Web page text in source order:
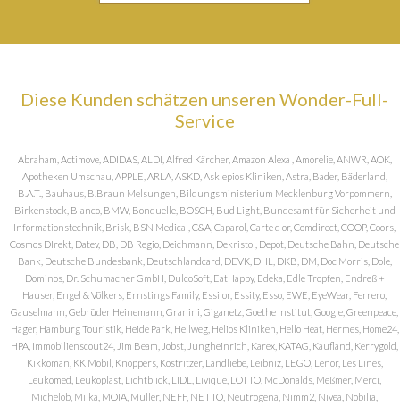
Diese Kunden schätzen unseren Wonder-Full-
Service
Abraham, Actimove, ADIDAS, ALDI, Alfred Kärcher, Amazon Alexa , Amorelie, ANWR, AOK,
Apotheken Umschau, APPLE, ARLA, ASKD, Asklepios Kliniken, Astra, Bader, Bäderland,
B.A.T., Bauhaus, B.Braun Melsungen, Bildungsministerium Mecklenburg Vorpommern,
Birkenstock, Blanco, BMW, Bonduelle, BOSCH, Bud Light, Bundesamt für Sicherheit und
Informationstechnik, Brisk, BSN Medical, C&A, Caparol, Carte d or, Comdirect, COOP, Coors,
Cosmos DIrekt, Datev, DB, DB Regio, Deichmann, Dekristol, Depot, Deutsche Bahn, Deutsche
Bank, Deutsche Bundesbank, Deutschlandcard, DEVK, DHL, DKB, DM, Doc Morris, Dole,
Dominos, Dr. Schumacher GmbH, DulcoSoft, EatHappy, Edeka, Edle Tropfen, Endreß +
Hauser, Engel & Völkers, Ernstings Family, Essilor, Essity, Esso, EWE, EyeWear, Ferrero,
Gauselmann, Gebrüder Heinemann, Granini, Giganetz, Goethe Institut, Google, Greenpeace,
Hager, Hamburg Touristik, Heide Park, Hellweg, Helios Kliniken, Hello Heat, Hermes, Home24,
HPA, Immobilienscout24, Jim Beam, Jobst, Jungheinrich, Karex, KATAG, Kaufland, Kerrygold,
Kikkoman, KK Mobil, Knoppers, Köstritzer, Landliebe, Leibniz, LEGO, Lenor, Les Lines,
Leukomed, Leukoplast, Lichtblick, LIDL, Livique, LOTTO, McDonalds, Meßmer, Merci,
Michelob, Milka, MOIA, Müller, NEFF, NETTO, Neutrogena, Nimm2, Nivea, Nobilia,